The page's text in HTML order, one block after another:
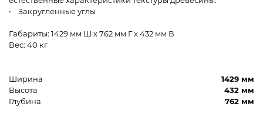
• Закругленные углы
Габариты: 1429 мм Ш x 762 мм Г x 432 мм В
Вес: 40 кг
Ширина
1429 мм
Высота
432 мм
Глубина
762 мм